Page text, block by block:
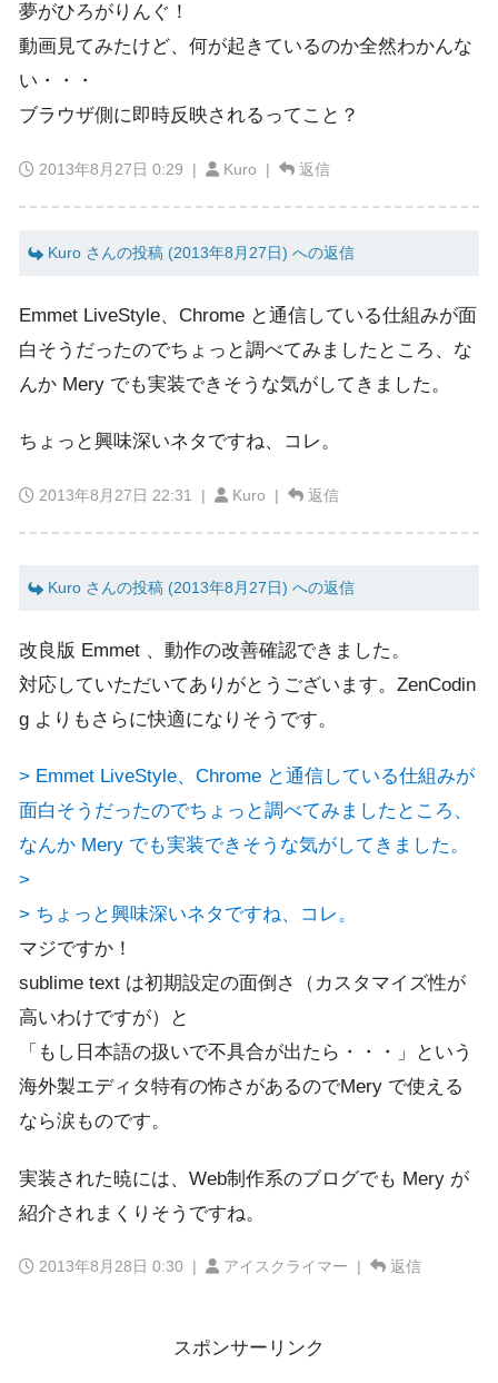
夢がひろがりんぐ！
動画見てみたけど、何が起きているのか全然わかんな
い・・・
ブラウザ側に即時反映されるってこと？
2013年8月27日 0:29 | Kuro | 返信
Kuro さんの投稿 (2013年8月27日) への返信
Emmet LiveStyle、Chrome と通信している仕組みが面
白そうだったのでちょっと調べてみましたところ、な
んか Mery でも実装できそうな気がしてきました。
ちょっと興味深いネタですね、コレ。
2013年8月27日 22:31 | Kuro | 返信
Kuro さんの投稿 (2013年8月27日) への返信
改良版 Emmet 、動作の改善確認できました。
対応していただいてありがとうございます。ZenCodin
g よりもさらに快適になりそうです。
> Emmet LiveStyle、Chrome と通信している仕組みが
面白そうだったのでちょっと調べてみましたところ、
なんか Mery でも実装できそうな気がしてきました。
>
> ちょっと興味深いネタですね、コレ。
マジですか！
sublime text は初期設定の面倒さ（カスタマイズ性が
高いわけですが）と
「もし日本語の扱いで不具合が出たら・・・」という
海外製エディタ特有の怖さがあるのでMery で使える
なら涙ものです。
実装された暁には、Web制作系のブログでも Mery が
紹介されまくりそうですね。
2013年8月28日 0:30 | アイスクライマー | 返信
スポンサーリンク